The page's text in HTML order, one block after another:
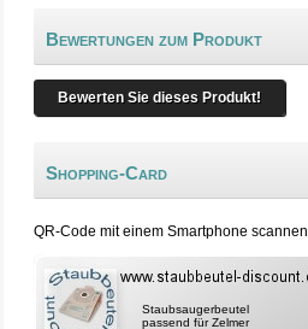
Bewertungen zum Produkt
Bewerten Sie dieses Produkt!
Shopping-Card
QR-Code mit einem Smartphone scannen.
Staubsaugerbeutel
passend für Zelmer